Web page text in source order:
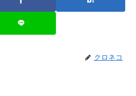
クロネコ